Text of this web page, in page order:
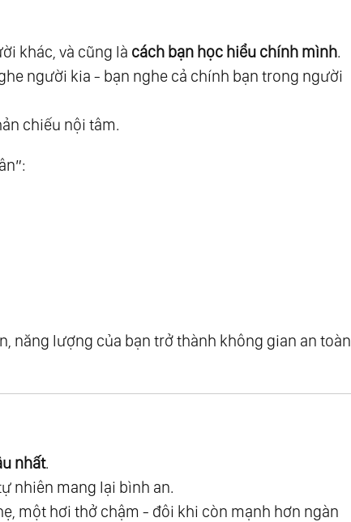
Đạo Trong Đời
- Thế Giới Bên Ngoài
Lửa Bên Trong
Là Ngôi Đền Của Linh Hồn
Luận
Và Hỏa Ngục Đời Đời
Tâm - Trí
Nền Tảng Vô Hình Của Vạn Hữu
Không
Về Một
khác, và cũng là cách bạn học hiểu chính mình.
người kia - bạn nghe cả chính bạn trong người
chiếu nội tâm.
năng lượng của bạn trở thành không gian an toàn
nhất.
nhiên mang lại bình an.
một hơi thở chậm - đôi khi còn mạnh hơn ngàn